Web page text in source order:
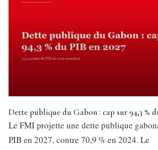
Dette publique du Gabon : cap sur 94,3 %
Le FMI projette une dette publique
PIB en 2027, contre 70,9 % en 2024. Le